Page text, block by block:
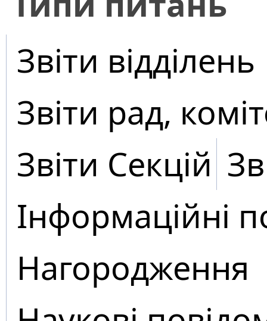
Звіти відділень
Звіти рад,
Звіти Секцій
Інформаційні
Нагородження